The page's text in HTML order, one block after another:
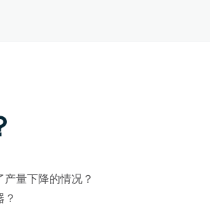
量下降的情况？